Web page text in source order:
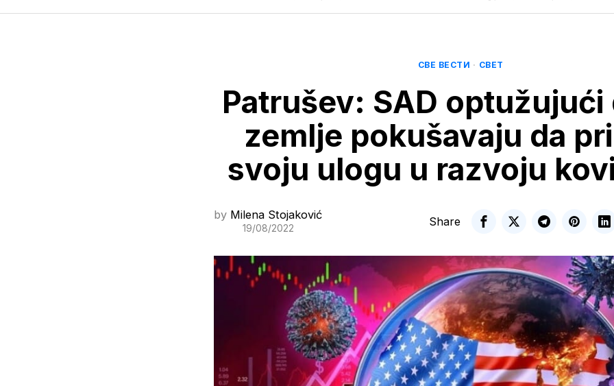
СВЕ ВЕСТИ · СВЕТ
Patrušev: SAD optužujući
zemlje pokušavaju da
svoju ulogu u razvoju
by Milena Stojaković
19/08/2022
Share